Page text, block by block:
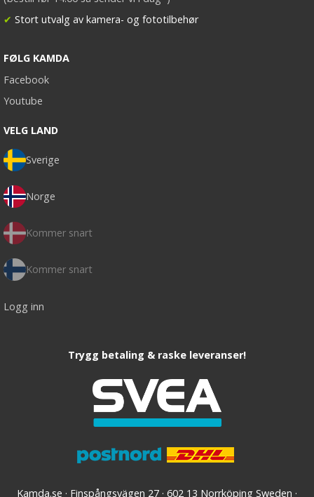
✔ Stort utvalg av kamera- og fototilbehør
FØLG KAMDA
Facebook
Youtube
VELG LAND
Sverige
Norge
Kommer snart
Kommer snart
Logg inn
Trygg betaling & raske leveranser!
Kamda.se · Finspångsvägen 27 · 602 13 Norrköping Sweden ·